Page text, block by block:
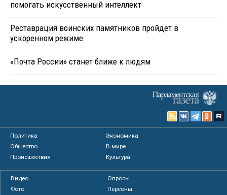
помогать искусственный интеллект
Реставрация воинских памятников пройдет в
ускоренном режиме
«Почта России» станет ближе к людям
Политика
Экономика
Общество
В мире
Происшествия
Культура
Видео
Опросы
Фото
Персоны